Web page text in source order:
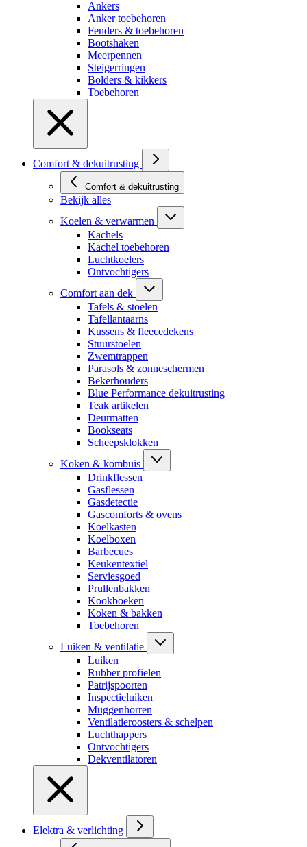
Ankers
Anker toebehoren
Fenders & toebehoren
Bootshaken
Meerpennen
Steigerringen
Bolders & kikkers
Toebehoren
Comfort & dekuitrusting
Comfort & dekuitrusting
Bekijk alles
Koelen & verwarmen
Kachels
Kachel toebehoren
Luchtkoelers
Ontvochtigers
Comfort aan dek
Tafels & stoelen
Tafellantaarns
Kussens & fleecedekens
Stuurstoelen
Zwemtrappen
Parasols & zonneschermen
Bekerhouders
Blue Performance dekuitrusting
Teak artikelen
Deurmatten
Bookseats
Scheepsklokken
Koken & kombuis
Drinkflessen
Gasflessen
Gasdetectie
Gascomforts & ovens
Koelkasten
Koelboxen
Barbecues
Keukentextiel
Serviesgoed
Prullenbakken
Kookboeken
Koken & bakken
Toebehoren
Luiken & ventilatie
Luiken
Rubber profielen
Patrijspoorten
Inspectieluiken
Muggenhorren
Ventilatieroosters & schelpen
Luchthappers
Ontvochtigers
Dekventilatoren
Elektra & verlichting